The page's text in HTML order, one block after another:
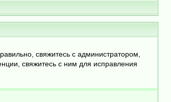
свяжитесь с администратором,
свяжитесь с ним для исправления